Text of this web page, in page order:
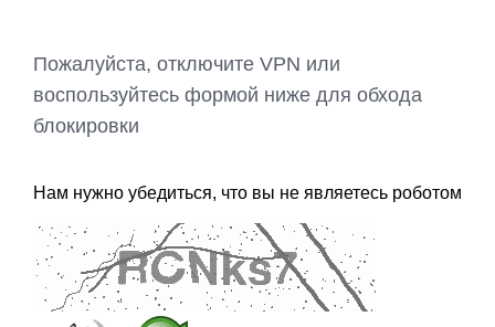
Пожалуйста, отключите VPN или
воспользуйтесь формой ниже для обхода
блокировки
Нам нужно убедиться, что вы не являетесь роботом